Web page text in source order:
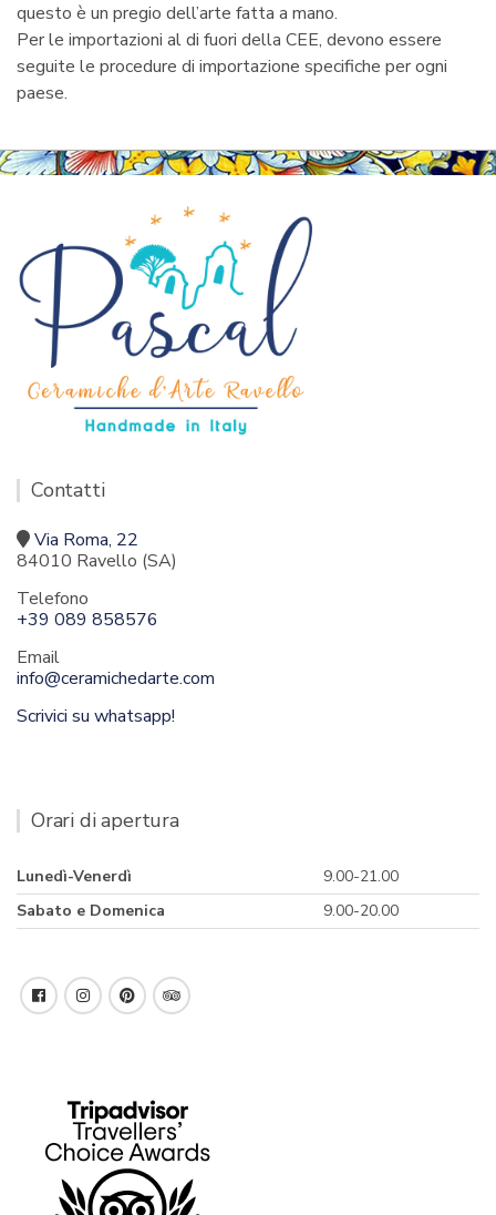
questo è un pregio dell’arte fatta a mano.
Per le importazioni al di fuori della CEE, devono essere
seguite le procedure di importazione specifiche per ogni
paese.
Contatti
Via Roma, 22
84010 Ravello (SA)
Telefono
+39 089 858576
Email
info@ceramichedarte.com
Scrivici su whatsapp!
Orari di apertura
Lunedì-Venerdì
9.00-21.00
Sabato e Domenica
9.00-20.00